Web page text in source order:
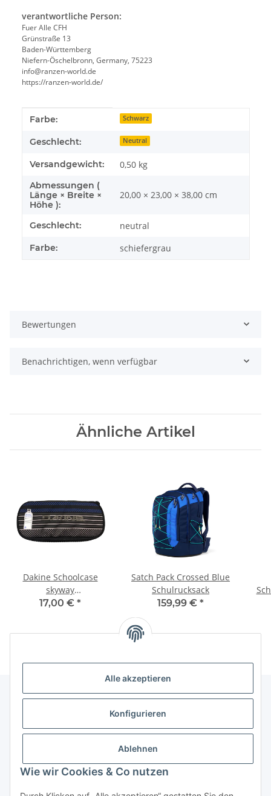
Alle akzeptieren
Konfigurieren
Ablehnen
Wie wir Cookies & Co nutzen
verantwortliche Person:
Fuer Alle CFH
Grünstraße 13
Baden-Württemberg
Niefern-Öschelbronn, Germany, 75223
info@ranzen-world.de
https://ranzen-world.de/
Produkteigenschaft
Wert
Farbe: Schwarz
Geschlecht: Neutral
Versandgewicht: 0,50 kg
Abmessungen (
Länge × Breite ×
Höhe ):
20,00 × 23,00 × 38,00 cm
Geschlecht: neutral
Farbe: schiefergrau
Bewertungen
Benachrichtigen, wenn verfügbar
Ähnliche Artikel
Dakine Schoolcase
skyway
Schlampermäppchen
17,00 € *
Satch Pack Crossed Blue
Schulrucksack
159,99 € *
Gesetzliche Informationen
Vertrag widerrufen